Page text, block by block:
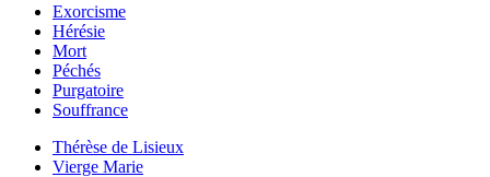
Exorcisme
Hérésie
Mort
Péchés
Purgatoire
Souffrance
Thérèse de Lisieux
Vierge Marie